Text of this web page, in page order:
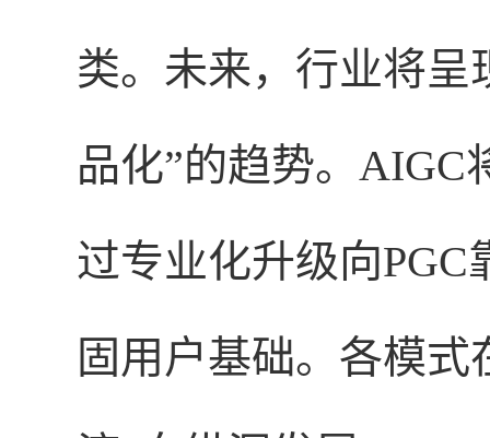
类。未来，行业将呈
品化”的趋势。AIGC
过专业化升级向
固用户基础。各模